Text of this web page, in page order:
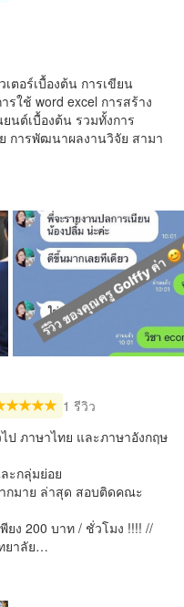
ตอร์เบื้องต้น การเขียน
ใช้ word excel การสร้าง
นต์เบื้องต้น รวมทั้งการ
การพัฒนาผลงานวิจัย สามา
1 รีวิว
ป ภาษาไทย และภาษาอังกฤษ
ะกลุ่มย่อย
กมาย ล่าสุด สอบติดคณะ
ง 200 บาท / ชั่วโมง !!!! //
ยาลัย…